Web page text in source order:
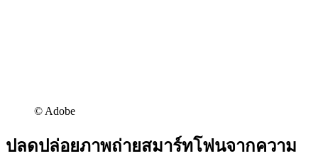
©︎ Adobe
ปลดปล่อยภาพถ่ายสมาร์ทโฟนจากความ